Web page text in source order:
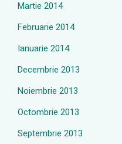
Martie 2014
Februarie 2014
Ianuarie 2014
Decembrie 2013
Noiembrie 2013
Octombrie 2013
Septembrie 2013